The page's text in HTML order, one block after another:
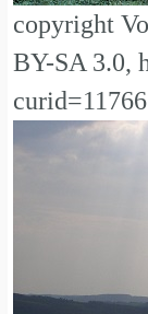
copyright
BY-SA 3.0,